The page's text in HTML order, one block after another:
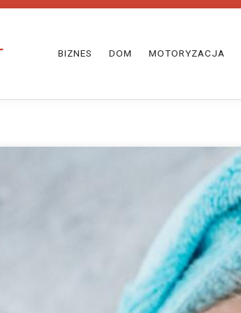
BIZNES DOM MOTORYZACJA